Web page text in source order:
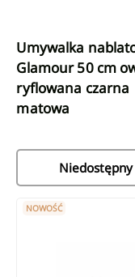
Umywalka nablatowa
Glamour 50 cm
ryflowana czarna
matowa
Niedostępny
Umywalka
NOWOŚĆ